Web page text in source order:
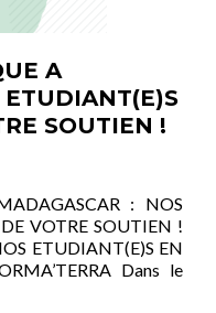
A
ETUDIANT(E)S
SOUTIEN !
: NOS
VOTRE SOUTIEN !
ETUDIANT(E)S EN
Dans le